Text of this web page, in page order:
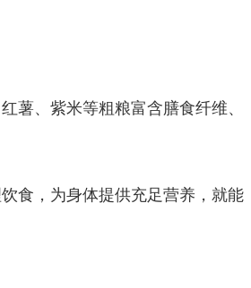
薯、紫米等粗粮富含膳食纤维、
食，为身体提供充足营养，就能